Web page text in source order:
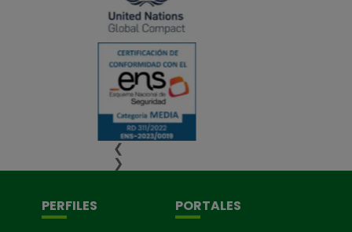
❮
❯
PERFILES
PORTALES